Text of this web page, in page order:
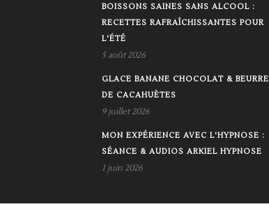
BOISSONS SAINES SANS ALCOOL :
RECETTES RAFRAÎCHISSANTES POUR
L'ÉTÉ
5 août 2026
GLACE BANANE CHOCOLAT & BEURRE
DE CACAHUÈTES
9 juillet 2026
MON EXPÉRIENCE AVEC L'HYPNOSE :
SÉANCE & AUDIOS ARKIEL HYPNOSE
1 juin 2026